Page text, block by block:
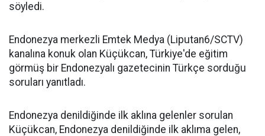
söyledi.
Endonezya merkezli Emtek Medya (Liputan6/SCTV)
kanalına konuk olan Küçükcan, Türkiye'de eğitim
görmüş bir Endonezyalı gazetecinin Türkçe sorduğu
soruları yanıtladı.
Endonezya denildiğinde ilk aklına gelenler sorulan
Küçükcan, Endonezya denildiğinde ilk aklıma gelen,